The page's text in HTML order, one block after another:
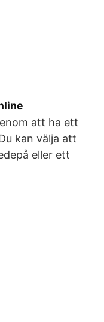
att ha ett
kan välja att
eller ett